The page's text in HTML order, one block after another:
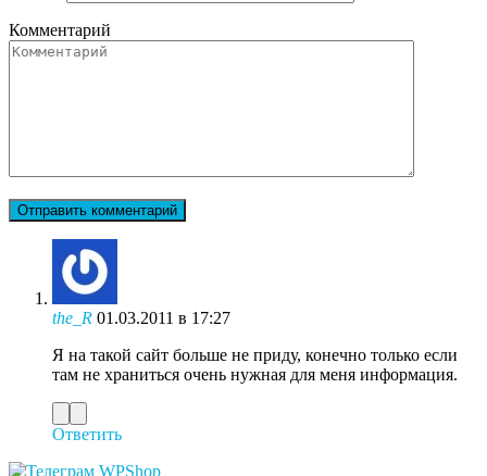
Комментарий
the_R 01.03.2011 в 17:27
Я на такой сайт больше не приду, конечно только если
там не храниться очень нужная для меня информация.
Ответить